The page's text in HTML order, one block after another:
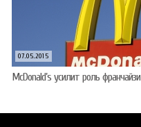
07.05.2015
McDonald’s усилит роль франчайзи